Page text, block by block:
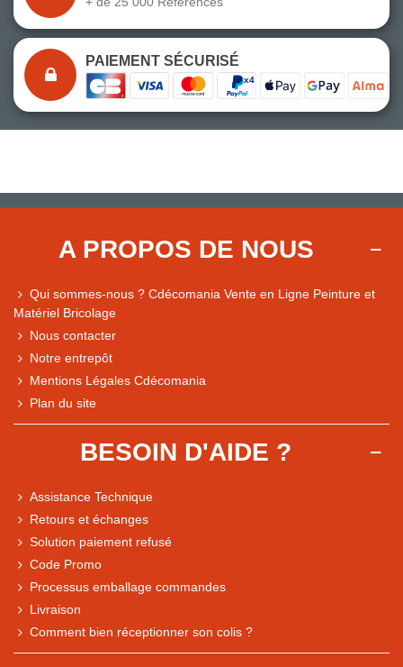
Comparaison des performances du magasin
PAIEMENT SÉCURISÉ
A PROPOS DE NOUS
Qui sommes-nous ? Cdécomania Vente en Ligne Peinture et
Matériel Bricolage
Nous contacter
Notre entrepôt
Mentions Légales Cdécomania
Plan du site
BESOIN D'AIDE ?
Assistance Technique
Retours et échanges
Solution paiement refusé
Code Promo
Processus emballage commandes
Livraison
Comment bien réceptionner son colis ?